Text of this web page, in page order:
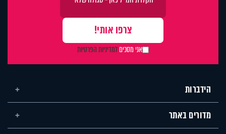
אני מסכיםלמדיניות הפרטיות
הידברות
מדורים באתר